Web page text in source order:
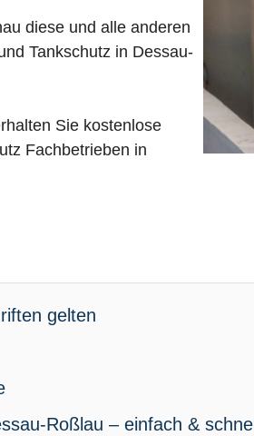
diese und alle anderen
Tankschutz in Dessau-
Sie kostenlose
Fachbetrieben in
gelten
Roßlau – einfach & schnell